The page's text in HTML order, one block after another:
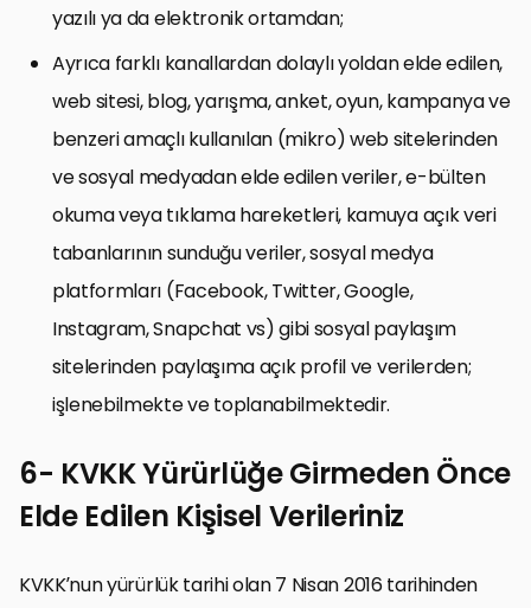
yazılı ya da elektronik ortamdan;
Ayrıca farklı kanallardan dolaylı yoldan elde edilen,
web sitesi, blog, yarışma, anket, oyun, kampanya ve
benzeri amaçlı kullanılan (mikro) web sitelerinden
ve sosyal medyadan elde edilen veriler, e-bülten
okuma veya tıklama hareketleri, kamuya açık veri
tabanlarının sunduğu veriler, sosyal medya
platformları (Facebook, Twitter, Google,
Instagram, Snapchat vs) gibi sosyal paylaşım
sitelerinden paylaşıma açık profil ve verilerden;
işlenebilmekte ve toplanabilmektedir.
6- KVKK Yürürlüğe Girmeden Önce
Elde Edilen Kişisel Verileriniz
KVKK’nun yürürlük tarihi olan 7 Nisan 2016 tarihinden